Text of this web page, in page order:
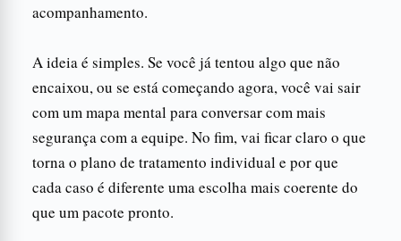
acompanhamento.
A ideia é simples. Se você já tentou algo que não
encaixou, ou se está começando agora, você vai sair
com um mapa mental para conversar com mais
segurança com a equipe. No fim, vai ficar claro o que
torna o plano de tratamento individual e por que
cada caso é diferente uma escolha mais coerente do
que um pacote pronto.